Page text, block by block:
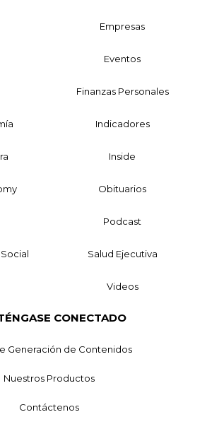
Empresas
Eventos
Finanzas Personales
Indicadores
Inside
Obituarios
Podcast
Salud Ejecutiva
Videos
CONECTADO
Generación de Contenidos
Nuestros Productos
Contáctenos